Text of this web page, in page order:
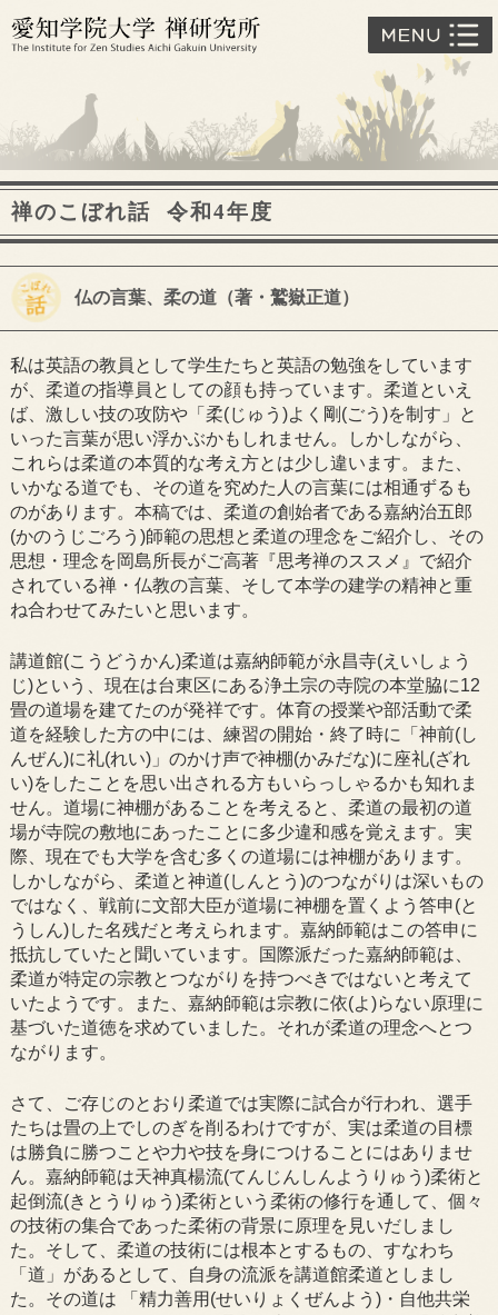
禅のこぼれ話 令和4年度
仏の言葉、柔の道（著・鷲嶽正道）
私は英語の教員として学生たちと英語の勉強をしています
が、柔道の指導員としての顔も持っています。柔道といえ
ば、激しい技の攻防や「柔(じゅう)よく剛(ごう)を制す」と
いった言葉が思い浮かぶかもしれません。しかしながら、
これらは柔道の本質的な考え方とは少し違います。また、
いかなる道でも、その道を究めた人の言葉には相通ずるも
のがあります。本稿では、柔道の創始者である嘉納治五郎
(かのうじごろう)師範の思想と柔道の理念をご紹介し、その
思想・理念を岡島所長がご高著『思考禅のススメ』で紹介
されている禅・仏教の言葉、そして本学の建学の精神と重
ね合わせてみたいと思います。
講道館(こうどうかん)柔道は嘉納師範が永昌寺(えいしょう
じ)という、現在は台東区にある浄土宗の寺院の本堂脇に12
畳の道場を建てたのが発祥です。体育の授業や部活動で柔
道を経験した方の中には、練習の開始・終了時に「神前(し
んぜん)に礼(れい)」のかけ声で神棚(かみだな)に座礼(ざれ
い)をしたことを思い出される方もいらっしゃるかも知れま
せん。道場に神棚があることを考えると、柔道の最初の道
場が寺院の敷地にあったことに多少違和感を覚えます。実
際、現在でも大学を含む多くの道場には神棚があります。
しかしながら、柔道と神道(しんとう)のつながりは深いもの
ではなく、戦前に文部大臣が道場に神棚を置くよう答申(と
うしん)した名残だと考えられます。嘉納師範はこの答申に
抵抗していたと聞いています。国際派だった嘉納師範は、
柔道が特定の宗教とつながりを持つべきではないと考えて
いたようです。また、嘉納師範は宗教に依(よ)らない原理に
基づいた道徳を求めていました。それが柔道の理念へとつ
ながります。
さて、ご存じのとおり柔道では実際に試合が行われ、選手
たちは畳の上でしのぎを削るわけですが、実は柔道の目標
は勝負に勝つことや力や技を身につけることにはありませ
ん。嘉納師範は天神真楊流(てんじんしんようりゅう)柔術と
起倒流(きとうりゅう)柔術という柔術の修行を通して、個々
の技術の集合であった柔術の背景に原理を見いだしまし
た。そして、柔道の技術には根本とするもの、すなわち
「道」があるとして、自身の流派を講道館柔道としまし
た。その道は 「精力善用(せいりょくぜんよう)・自他共栄